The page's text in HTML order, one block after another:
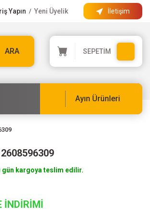
Yapın / Yeni Üyelik İletişim
ARA SEPETİM
Ayın Ürünleri
gün kargoya teslim edilir.
İNDİRİMİ